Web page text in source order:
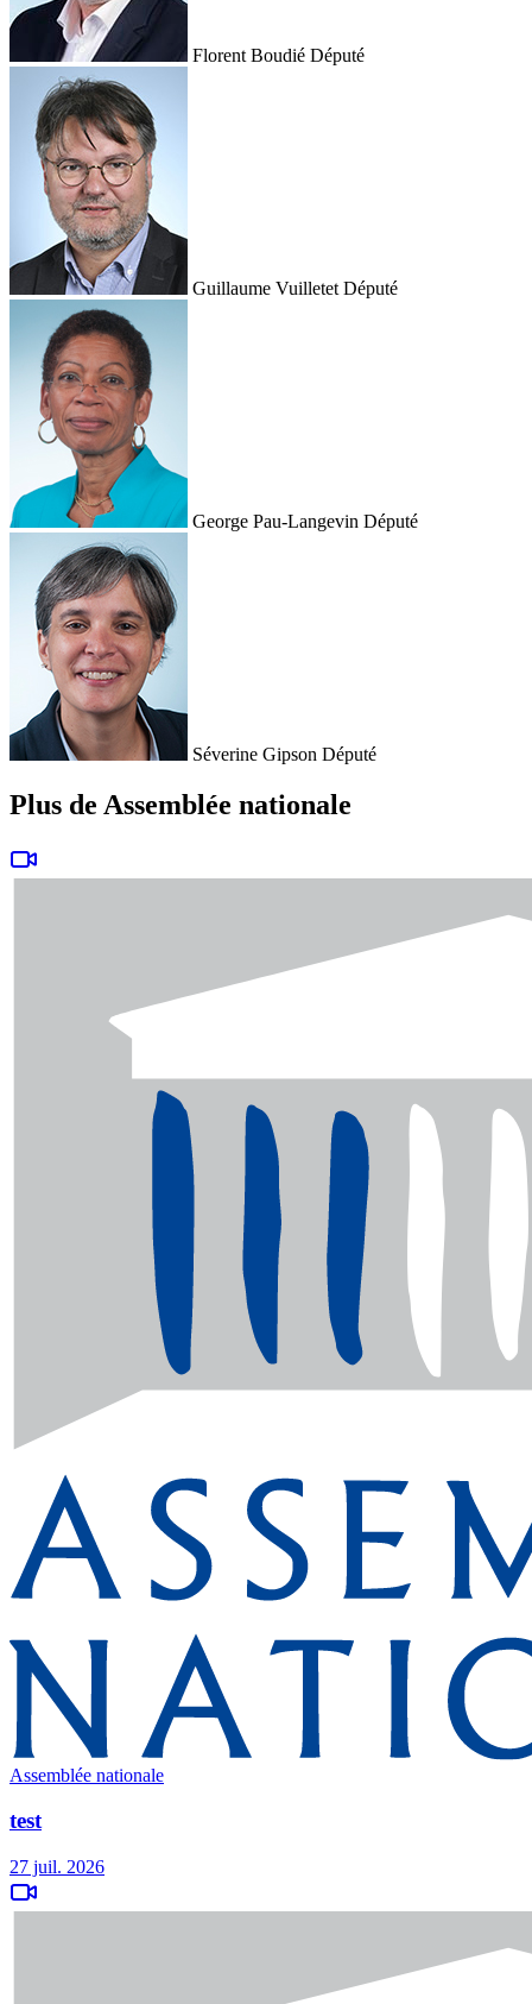
Florent Boudié Député
Guillaume Vuilletet Député
George Pau-Langevin Député
Séverine Gipson Député
Plus de Assemblée nationale
Assemblée nationale
test
27 juil. 2026